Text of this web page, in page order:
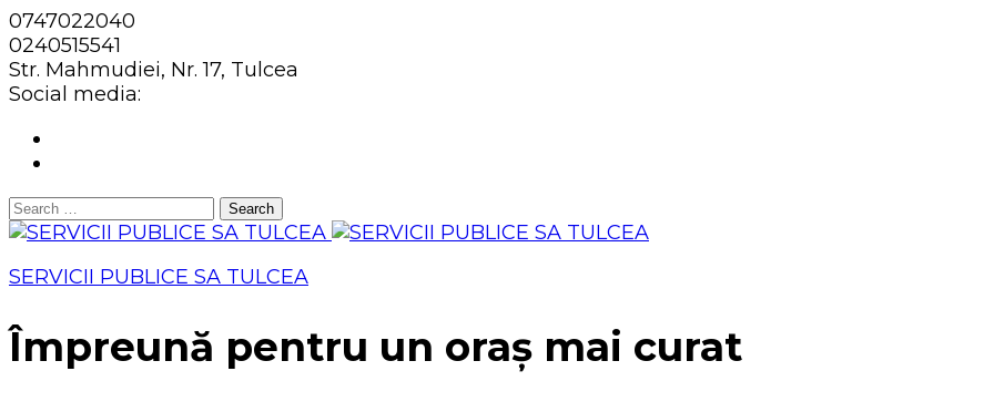
0747022040
0240515541
Str. Mahmudiei, Nr. 17, Tulcea
Social media:
Search
for:
SERVICII PUBLICE SA TULCEA
Împreună pentru un oraș mai curat